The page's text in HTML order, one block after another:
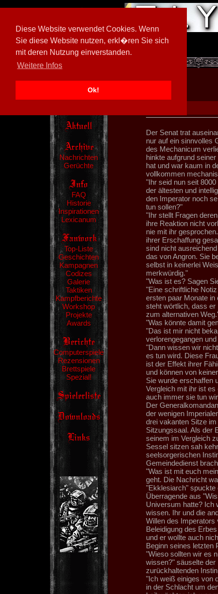
Diese Website verwendet Cookies. Wenn
Sie diese Website nutzen, erkl�ren Sie sich
mit deren Nutzung einverstanden.
Weitere Infos
Ok!
[ 602026/M3]
Nachrichten
Gerüchte
FAQ
Historie
Inspirationen
Lexicanum
Top-Liste
Geschichten
Kampagnen
Codizes
Galerie
Taktiken
Kampfberichte
Workshop
Projekte
Awards
Computerspiele
Rezensionen
Brettspiele
Spezial!
Der Senat trat
nur auf ein sinnvolles
des Mechanicum
hinkte aufgrund
hat und war kaum in
vollkommen
"Ihr seid nun seit
der ältesten und
den Imperator noch
tun sollen?"
"Ihr stellt Fragen
ihre Reaktion nicht
nie mit ihr
ihrer Erschaffung
sind nicht
das von Angron. Sie
selbst in keinerlei
merkwürdig."
"Was ist es? Sagen
"Eine schriftliche
ersten paar Monate
steht wörtlich, dass er
zum alternativen
"Was könnte damit
"Das ist mir nicht
verlorengegangen
"Dann wissen wir
es tun wird. Diese
ist der Effekt ihrer
und können von
Sie wurde erschaffen
Vergleich mit ihr ist
auch immer sie tun
Der
der wenigen
drei vakanten Sitze
Sitzungssaal. Als der
seinem im Vergleich
Sessel sitzen sah
seelsorgerischen
Gemeindedienst
"Was ist mit euch
geht. Die Nachricht
"Ekklesiarch" spuckte
Überragende aus
Universum hatte? Ich
wissen. Ihr und die
Willen des Imperators
Beleidigung des
und er wollte auch
Beginn seines letzten
"Wieso sollten wir es
wissen?" säuselte
zurückhaltenden
"Ich weiß einiges von
in der Schlacht um